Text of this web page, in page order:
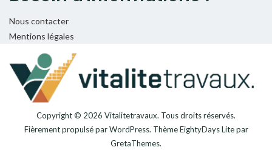
Nous contacter
Mentions légales
Copyright © 2026 Vitalitetravaux. Tous droits réservés.
Fièrement propulsé parWordPress. ThèmeEightyDays Litepar
GretaThemes.